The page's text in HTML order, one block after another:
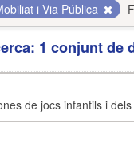
i Via Pública
1 conjunt de
de jocs infantils i